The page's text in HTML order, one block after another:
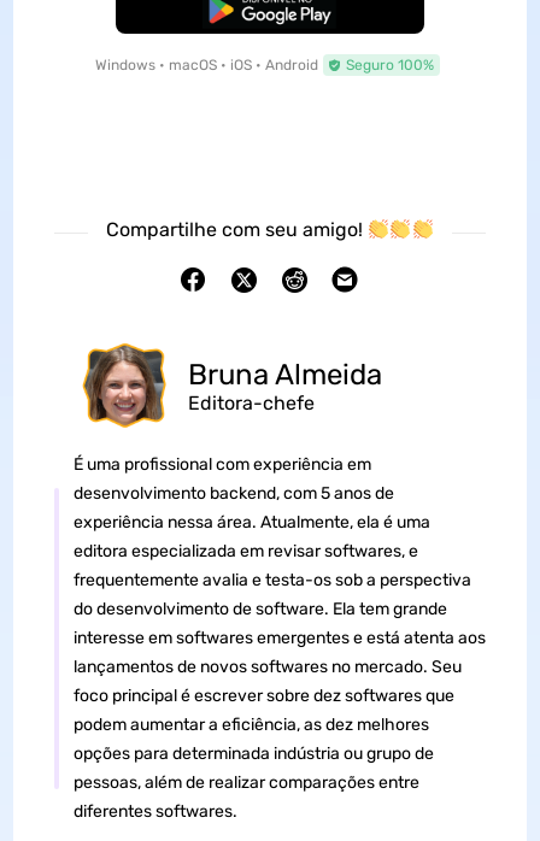
Baixar Grátis
Windows • macOS • iOS • Android Seguro 100%
Compartilhe com seu amigo!
Bruna Almeida
Editora-chefe
É uma profissional com experiência em
desenvolvimento backend, com 5 anos de
experiência nessa área. Atualmente, ela é uma
editora especializada em revisar softwares, e
frequentemente avalia e testa-os sob a perspectiva
do desenvolvimento de software. Ela tem grande
interesse em softwares emergentes e está atenta aos
lançamentos de novos softwares no mercado. Seu
foco principal é escrever sobre dez softwares que
podem aumentar a eficiência, as dez melhores
opções para determinada indústria ou grupo de
pessoas, além de realizar comparações entre
diferentes softwares.